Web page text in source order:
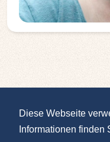
Diese Webseite
Informationen finden